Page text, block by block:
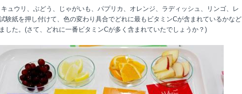
キュウリ、ぶどう、じゃがいも、パプリカ、オレンジ、ラディッシュ、リンゴ、レ
験紙を押し付けて、色の変わり具合でどれに最もビタミンCが含まれているかなど
した。 (さて、どれに一番ビタミンCが多く含まれていたでしょうか？ )